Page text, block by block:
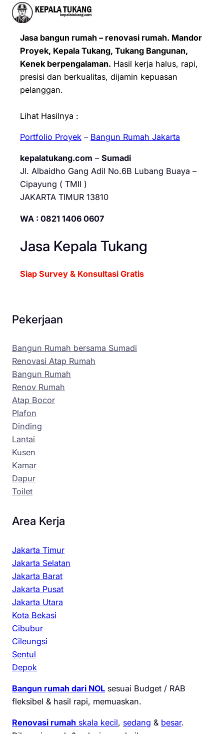
Jasa bangun rumah – renovasi rumah. Mandor
Proyek, Kepala Tukang, Tukang Bangunan,
Kenek berpengalaman. Hasil kerja halus, rapi,
presisi dan berkualitas, dijamin kepuasan
pelanggan.
Lihat Hasilnya :
Portfolio Proyek – Bangun Rumah Jakarta
kepalatukang.com – Sumadi
Jl. Albaidho Gang Adil No.6B Lubang Buaya –
Cipayung ( TMII )
JAKARTA TIMUR 13810
WA : 0821 1406 0607
Jasa Kepala Tukang
Siap Survey & Konsultasi Gratis
Pekerjaan
Bangun Rumah bersama Sumadi
Renovasi Atap Rumah
Bangun Rumah
Renov Rumah
Atap Bocor
Plafon
Dinding
Lantai
Kusen
Kamar
Dapur
Toilet
Area Kerja
Jakarta Timur
Jakarta Selatan
Jakarta Barat
Jakarta Pusat
Jakarta Utara
Kota Bekasi
Cibubur
Cileungsi
Sentul
Depok
Bangun rumah dari NOL sesuai Budget / RAB
fleksibel & hasil rapi, memuaskan.
Renovasi rumah skala kecil, sedang & besar.